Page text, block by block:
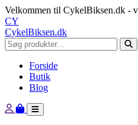
Velkommen til CykelBiksen.dk -
CY
CykelBiksen.dk
Forside
Butik
Blog